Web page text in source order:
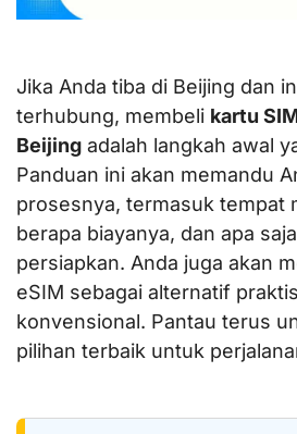
Jika Anda tiba di Beijing dan
terhubung, membeli kartu
Beijing adalah langkah awal
Panduan ini akan memandu
prosesnya, termasuk tempat
berapa biayanya, dan apa
persiapkan. Anda juga akan
eSIM sebagai alternatif
konvensional. Pantau terus
pilihan terbaik untuk